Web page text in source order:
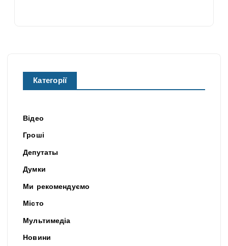
Категорії
Відео
Гроші
Депутаты
Думки
Ми рекомендуємо
Місто
Мультимедіа
Новини